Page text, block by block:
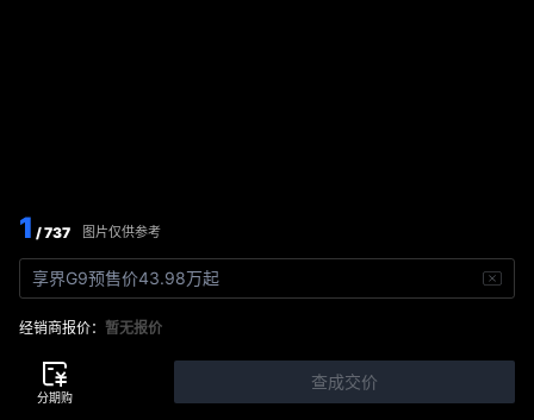
1 / 737 图片仅供参考
享界G9预售价43.98万起
经销商报价： 暂无报价
查成交价